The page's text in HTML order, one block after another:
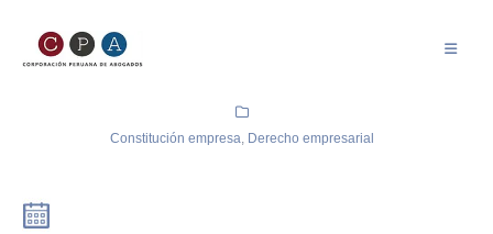
Constitución empresa Derecho empresarial